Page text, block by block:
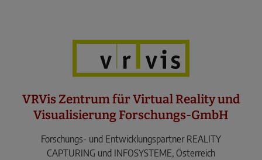
VRVis Zentrum für Virtual Reality und
Visualisierung Forschungs-GmbH
Forschungs- und Entwicklungspartner REALITY
CAPTURING und INFOSYSTEME, Österreich